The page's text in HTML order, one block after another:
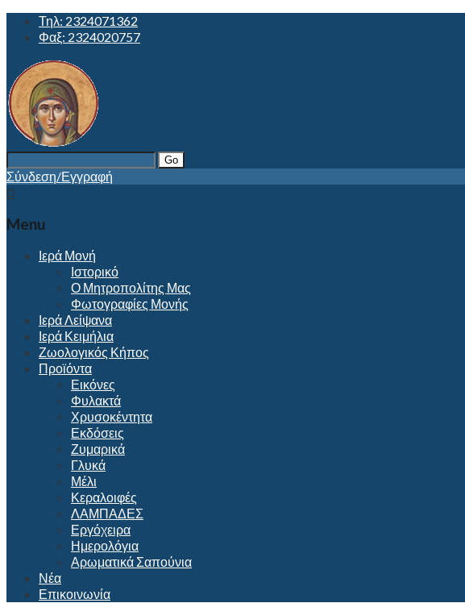
Τηλ: 2324071362
Φαξ: 2324020757
Search
for:
Σύνδεση/Εγγραφή
0
Menu
Ιερά Μονή
Ιστορικό
Ο Μητροπολίτης Μας
Φωτογραφίες Μονής
Ιερά Λείψανα
Ιερά Κειμήλια
Ζωολογικός Κήπος
Προϊόντα
Εικόνες
Φυλακτά
Χρυσοκέντητα
Εκδόσεις
Ζυμαρικά
Γλυκά
Μέλι
Κεραλοιφές
ΛΑΜΠΑΔΕΣ
Εργόχειρα
Ημερολόγια
Αρωματικά Σαπούνια
Νέα
Επικοινωνία